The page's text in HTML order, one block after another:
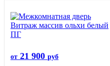
от 21 900 руб